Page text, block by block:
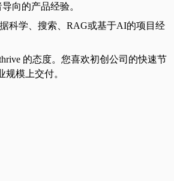
向的产品经验。
科学、搜索、RAG或基于AI的项目经
的态度。您喜欢初创公司的快速节
模上交付。